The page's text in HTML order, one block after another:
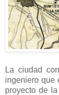
La ciudad
ingeniero que
proyecto de